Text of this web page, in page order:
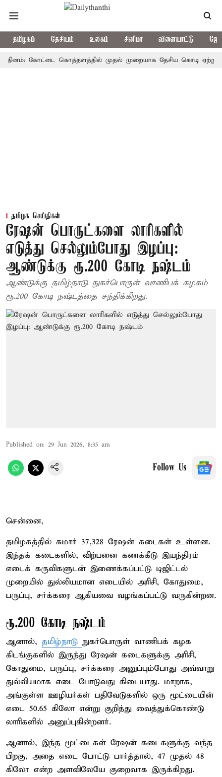
தமிழகம் தேசியம் உலகம் சினிமா விளையாட்டு
கோட்டை கொத்தளத்தில் முதல் முறையாக தேசிய கொடி ஏற்றுகிறார்,
தமிழக செய்திகள்
ரேஷன் பொருட்களை லாரிகளில்
எடுத்து செல்லும்போது இழப்பு:
ஆண்டுக்கு ரூ.200 கோடி நஷ்டம்
ஆண்டுக்கு தமிழ்நாடு நுகர்பொருள் வாணிபக் கழகம்
ரூ.200 கோடி நஷ்டத்தை சந்திக்கிறது.
Published on: 29 Jun 2026, 8:35 am
Follow Us
சென்னை,
தமிழகத்தில் சுமார் 37,328 ரேஷன் கடைகள் உள்ளன.
இந்தக் கடைகளில், விற்பனை கணக்கீடு இயந்திரம்
எடைக் கருவிகளுடன் இணைக்கப்பட்டு டிஜிட்டல்
முறையில் துல்லியமான எடையில் அரிசி, கோதுமை,
பருப்பு, சர்க்கரை ஆகியவை வழங்கப்பட்டு வருகின்றன.
ரூ.200 கோடி நஷ்டம்
ஆனால், தமிழ்நாடு நுகர்பொருள் வாணிபக் கழக
கிடங்குகளில் இருந்து ரேஷன் கடைகளுக்கு அரிசி,
கோதுமை, பருப்பு, சர்க்கரை அனுப்பும்போது அவ்வாறு
துல்லியமாக எடை போடுவது கிடையாது. மாறாக,
அங்குள்ள ஊழியர்கள் பதிவேடுகளில் ஒரு மூட்டையின்
எடை 50.65 கிலோ என்று குறித்து வைத்துக்கொண்டு
லாரிகளில் அனுப்புகின்றனர்.
ஆனால், இந்த மூட்டைகள் ரேஷன் கடைகளுக்கு வந்த
பிறகு, அதை எடை போட்டு பார்த்தால், 47 முதல் 48
கிலோ என்ற அளவிலேயே குறைவாக இருக்கிறது.